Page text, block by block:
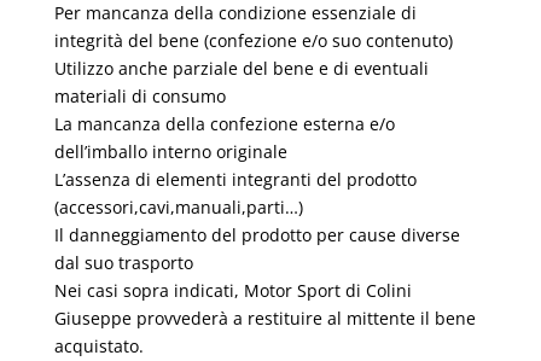
Per mancanza della condizione essenziale di
integrità del bene (confezione e/o suo contenuto)
Utilizzo anche parziale del bene e di eventuali
materiali di consumo
La mancanza della confezione esterna e/o
dell’imballo interno originale
L’assenza di elementi integranti del prodotto
(accessori,cavi,manuali,parti…)
Il danneggiamento del prodotto per cause diverse
dal suo trasporto
Nei casi sopra indicati, Motor Sport di Colini
Giuseppe provvederà a restituire al mittente il bene
acquistato.